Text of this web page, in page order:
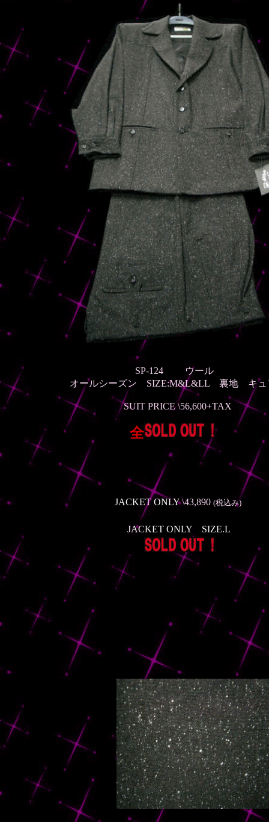
SP-124 ウール
オールシーズン SIZE:M&L&LL 裏地 キュ
SUIT PRICE \56,600+TAX
全
JACKET ONLY\43,890 (税込み)
JACKET ONLY SIZE.L